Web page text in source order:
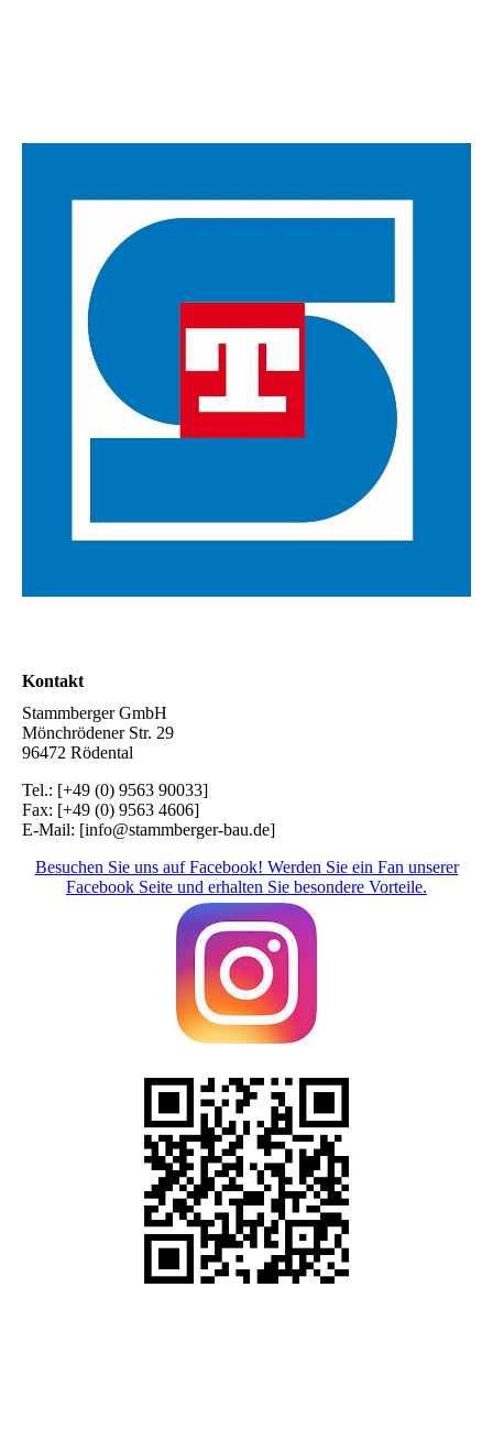
Kontakt
Stammberger GmbH
Mönchrödener Str. 29
96472 Rödental
Tel.: [+49 (0) 9563 90033]
Fax: [+49 (0) 9563 4606]
E-Mail: [info@stammberger-bau.de]
Besuchen Sie uns auf Facebook! Werden Sie ein Fan unserer
Facebook Seite und erhalten Sie besondere Vorteile.